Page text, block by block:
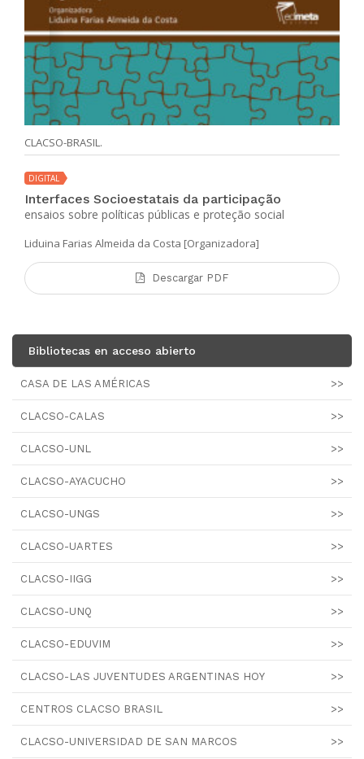
CLACSO-BRASIL.
DIGITAL
Interfaces Socioestatais da participação
ensaios sobre políticas públicas e proteção social
Liduina Farias Almeida da Costa [Organizadora]
Descargar PDF
Bibliotecas en acceso abierto
CASA DE LAS AMÉRICAS >>
CLACSO-CALAS >>
CLACSO-UNL >>
CLACSO-AYACUCHO >>
CLACSO-UNGS >>
CLACSO-UARTES >>
CLACSO-IIGG >>
CLACSO-UNQ >>
CLACSO-EDUVIM >>
CLACSO-LAS JUVENTUDES ARGENTINAS HOY >>
CENTROS CLACSO BRASIL >>
CLACSO-UNIVERSIDAD DE SAN MARCOS >>